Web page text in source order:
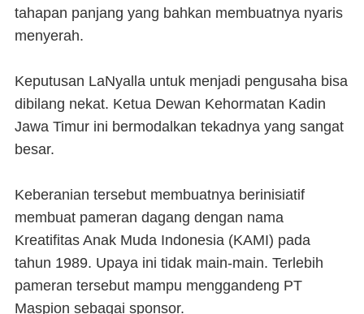
tahapan panjang yang bahkan membuatnya nyaris
menyerah.
Keputusan LaNyalla untuk menjadi pengusaha bisa
dibilang nekat. Ketua Dewan Kehormatan Kadin
Jawa Timur ini bermodalkan tekadnya yang sangat
besar.
Keberanian tersebut membuatnya berinisiatif
membuat pameran dagang dengan nama
Kreatifitas Anak Muda Indonesia (KAMI) pada
tahun 1989. Upaya ini tidak main-main. Terlebih
pameran tersebut mampu menggandeng PT
Maspion sebagai sponsor.